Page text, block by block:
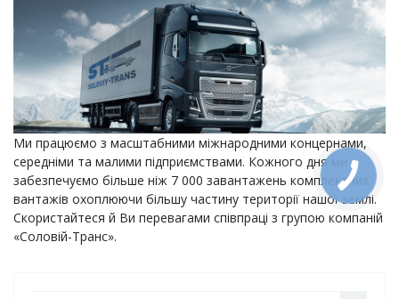
Ми працюємо з масштабними міжнародними концернами,
середніми та малими підприємствами. Кожного дня ми
забезпечуємо більше ніж 7 000 завантажень комплектних
вантажів охоплюючи більшу частину території нашої землі.
Скористайтеся й Ви перевагами співпраці з групою компаній
«Соловій-Транс».